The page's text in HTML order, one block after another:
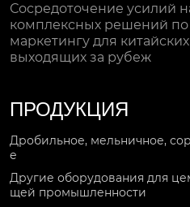
Сосредоточение усилий
комплексных решений
маркетингу для
выходящих за рубеж
ПРОДУКЦИЯ
Дробильное, мельничное,
е
Другие оборудования для
щей промышленности